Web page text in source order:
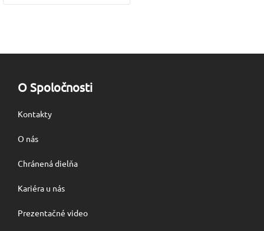
O Spoločnosti
Kontakty
O nás
Chránená dielňa
Kariéra u nás
Prezentačné video